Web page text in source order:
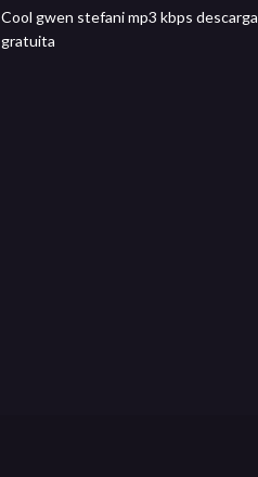
Cool gwen stefani mp3 kbps descarga
gratuita